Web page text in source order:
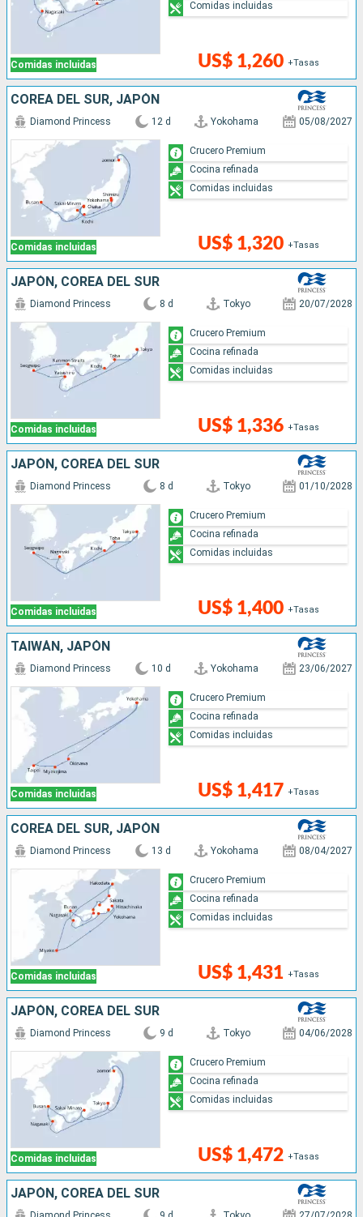
Comidas incluidas US$ 1,260 +Tasas
Comidas incluidas
COREA DEL SUR, JAPÓN
Comidas incluidas
Diamond Princess 12 d Yokohama 05/08/2027
US$ 1,320 +Tasas
Crucero Premium
Cocina refinada
Comidas incluidas
JAPÓN, COREA DEL SUR
Comidas incluidas
Diamond Princess 8 d Tokyo 20/07/2028
US$ 1,336 +Tasas
Crucero Premium
Cocina refinada
Comidas incluidas
JAPÓN, COREA DEL SUR
Comidas incluidas
Diamond Princess 8 d Tokyo 01/10/2028
US$ 1,400 +Tasas
Crucero Premium
Cocina refinada
Comidas incluidas
TAIWÁN, JAPÓN
Comidas incluidas
Diamond Princess 10 d Yokohama 23/06/2027
US$ 1,417 +Tasas
Crucero Premium
Cocina refinada
Comidas incluidas
COREA DEL SUR, JAPÓN
Comidas incluidas
Diamond Princess 13 d Yokohama 08/04/2027
US$ 1,431 +Tasas
Crucero Premium
Cocina refinada
Comidas incluidas
JAPÓN, COREA DEL SUR
Comidas incluidas
Diamond Princess 9 d Tokyo 04/06/2028
US$ 1,472 +Tasas
Crucero Premium
Cocina refinada
Comidas incluidas
JAPÓN, COREA DEL SUR